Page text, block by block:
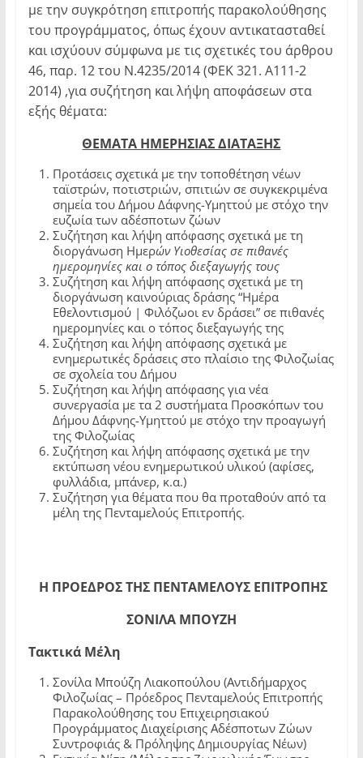
με την συγκρότηση επιτροπής παρακολούθησης
του προγράμματος, όπως έχουν αντικατασταθεί
και ισχύουν σύμφωνα με τις σχετικές του άρθρου
46, παρ. 12 του Ν.4235/2014 (ΦΕΚ 321. Α111-2
2014) ,για συζήτηση και λήψη αποφάσεων στα
εξής θέματα:
ΘΕΜΑΤΑ ΗΜΕΡΗΣΙΑΣ ΔΙΑΤΑΞΗΣ
Προτάσεις σχετικά με την τοποθέτηση νέων
ταϊστρών, ποτιστριών, σπιτιών σε συγκεκριμένα
σημεία του Δήμου Δάφνης-Υμηττού με στόχο την
ευζωία των αδέσποτων ζώων
Συζήτηση και λήψη απόφασης σχετικά με τη
διοργάνωση Ημερών Υιοθεσίας σε πιθανές
ημερομηνίες και ο τόπος διεξαγωγής τους
Συζήτηση και λήψη απόφασης σχετικά με τη
διοργάνωση καινούριας δράσης “Ημέρα
Εθελοντισμού | Φιλόζωοι εν δράσει” σε πιθανές
ημερομηνίες και ο τόπος διεξαγωγής της
Συζήτηση και λήψη απόφασης σχετικά με
ενημερωτικές δράσεις στο πλαίσιο της Φιλοζωίας
σε σχολεία του Δήμου
Συζήτηση και λήψη απόφασης για νέα
συνεργασία με τα 2 συστήματα Προσκόπων του
Δήμου Δάφνης-Υμηττού με στόχο την προαγωγή
της Φιλοζωίας
Συζήτηση και λήψη απόφασης σχετικά με την
εκτύπωση νέου ενημερωτικού υλικού (αφίσες,
φυλλάδια, μπάνερ, κ.α.)
Συζήτηση για θέματα που θα προταθούν από τα
μέλη της Πενταμελούς Επιτροπής.
Η ΠΡΟΕΔΡΟΣ ΤΗΣ ΠΕΝΤΑΜΕΛΟΥΣ ΕΠΙΤΡΟΠΗΣ
ΣΟΝΙΛΑ ΜΠΟΥΖΗ
Τακτικά Μέλη
Σονίλα Μπούζη Λιακοπούλου (Αντιδήμαρχος
Φιλοζωίας – Πρόεδρος Πενταμελούς Επιτροπής
Παρακολούθησης του Επιχειρησιακού
Προγράμματος Διαχείρισης Αδέσποτων Ζώων
Συντροφιάς & Πρόληψης Δημιουργίας Νέων)